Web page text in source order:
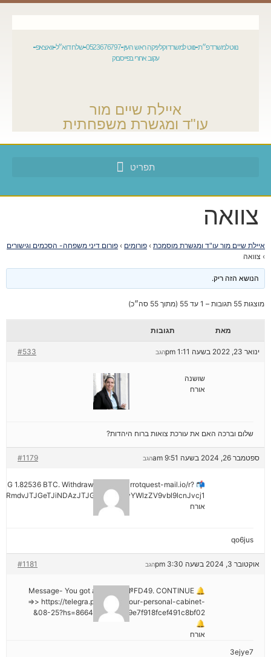
נווט למשרד פ״ת נווט למשרד וקליניקה ראש העין 0523676797 שלח דוא״ל וואצאפ
עקוב אחרי בפייסבוק
איילת שיים מור
עו"ד ומגשרת משפחתית
צוואה
איילת שיים מור עו"ד ומגשרת מוסמכת › פורומים › פורום דיני משפחה- הסכמים וגישורים
› צוואה
הנושא הזה ריק.
מוצגות 55 תגובות – 1 עד 55 (מתוך 55 סה״כ)
מאת תגובות
ינואר 23, 2022 בשעה 1:11 pm #533 הגב
שושנה
אורח
שלום וברכה האם את עורכת צואות ברוח היהדות?
ספטמבר 26, 2024 בשעה 9:51 am #1179 הגב
1.82536 BTC. Withdraw =>> out.carrotquest-mail.io/r?
אורח
qo6jus
אוקטובר 3, 2024 בשעה 3:30 pm #1181 הגב
🔔 Message- You got a transfer №FD49. CONTINUE
=>> https://telegra.ph/Go-to-your-personal-cabinet-
08-25?hs=8664c520642b9e7f918fcef491c8bf02&
🔔
אורח
3ejye7